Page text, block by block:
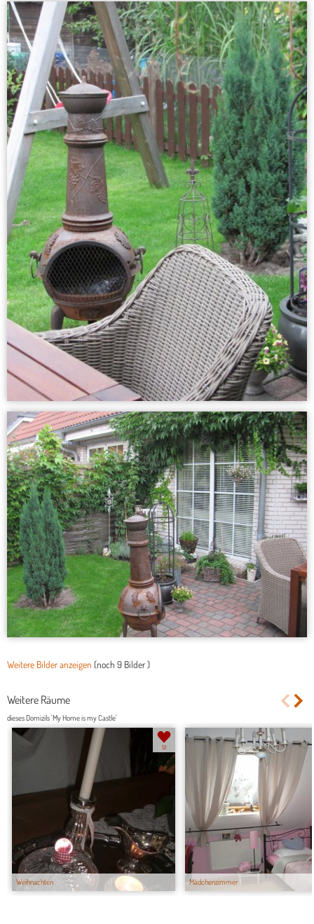
Weitere Bilder anzeigen (noch 9 Bilder)
Weitere Räume
dieses Domizils 'My Home is my Castle'
Weihnachten
51
Mädchenzimmer